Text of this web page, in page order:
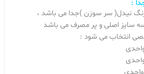
:
نیدل( سر سوزن )جدا می باشد ،
سایز اصلی و پر مصرف می باشد
انتخاب می شود :